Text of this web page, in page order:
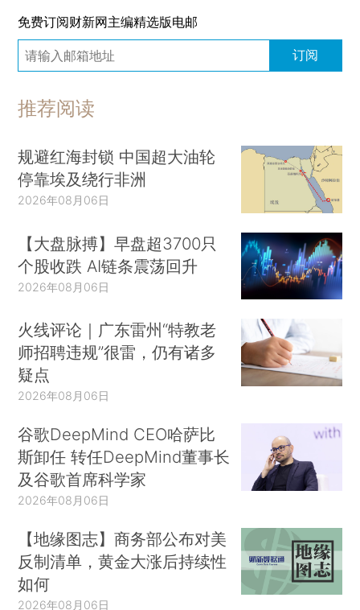
免费订阅财新网主编精选版电邮
订阅
推荐阅读
规避红海封锁 中国超大油轮
停靠埃及绕行非洲
2026年08月06日
【大盘脉搏】早盘超3700只
个股收跌 AI链条震荡回升
2026年08月06日
火线评论｜广东雷州“特教老
师招聘违规”很雷，仍有诸多
疑点
2026年08月06日
谷歌DeepMind CEO哈萨比
斯卸任 转任DeepMind董事长
及谷歌首席科学家
2026年08月06日
【地缘图志】商务部公布对美
反制清单，黄金大涨后持续性
如何
2026年08月06日